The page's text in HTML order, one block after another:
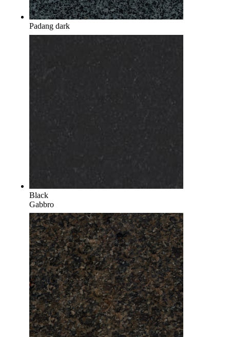
Padang dark
Black
Gabbro